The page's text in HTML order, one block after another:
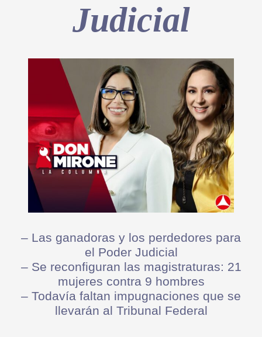
Judicial
– ⁠Las ganadoras y los perdedores para
el Poder Judicial
– ⁠Se reconfiguran las magistraturas: 21
mujeres contra 9 hombres
– ⁠Todavía faltan impugnaciones que se
llevarán al Tribunal Federal